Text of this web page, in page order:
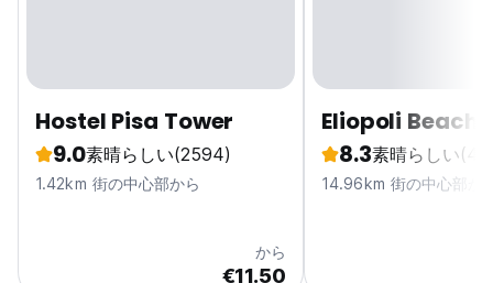
Hostel Pisa Tower
9.0素晴らしい(2594)
1.42km 街の中心部から
から
€11.50
Eliopoli Beach
8.3素晴らしい
14.96km 街の中心部か